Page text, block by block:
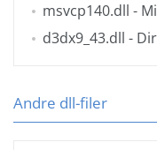
msvcp140.dll -
d3dx9_43.dll -
Andre dll-filer